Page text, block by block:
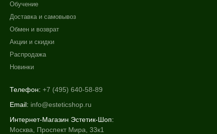
Обучение
Доставка и самовывоз
Обмен и возврат
Акции и скидки
Распродажа
Новинки
Телефон: +7 (495) 640-58-89
Email: info@esteticshop.ru
Интернет-Магазин Эстетик-Шоп:
Москва, Проспект Мира, 33к1